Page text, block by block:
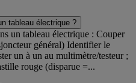
tableau électrique ?
un tableau électrique : Couper
général) Identifier le
un à un au multimètre/testeur ;
rouge (disparue =...